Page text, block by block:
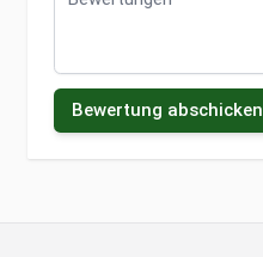
Bewertung abschicken